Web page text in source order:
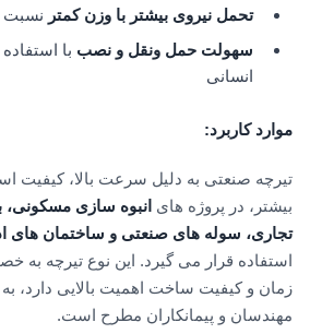
تحمل نیروی بیشتر با وزن کمتر نسبت
سهولت حمل ونقل و نصب با
انسانی
موارد کاربرد:
تیرچه صنعتی به دلیل سرعت بالا، کیفیت
بیشتر، در پروژه های انبوه سازی
تجاری، سوله های صنعتی و ساختمان های
استفاده قرار می گیرد. این نوع تیرچه به
زمان و کیفیت ساخت اهمیت بالایی دارد،
مهندسان و پیمانکاران مطرح است.